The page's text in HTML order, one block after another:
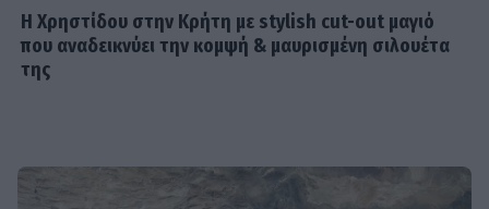
MEDIA
Κανακαρά: Τι σημαίνει ο τίτλος της
νέας σειράς του Mega - Το ιδιαίτερο
Η Χρηστίδου στην Κρήτη με stylish cut-out μαγιό
που αναδεικνύει την κομψή & μαυρισμένη σιλουέτα
της